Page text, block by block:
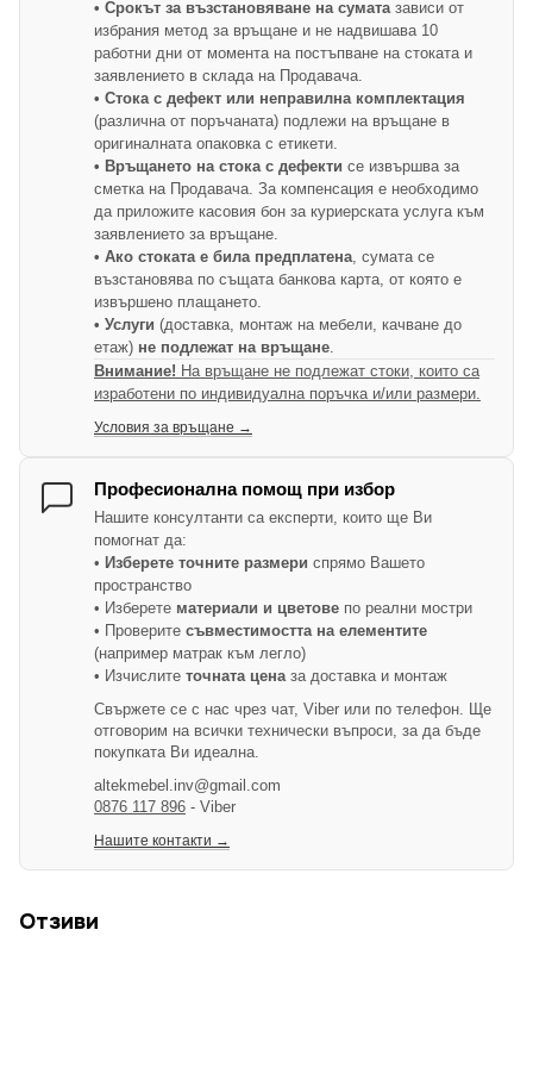
• Срокът за възстановяване на суматазависи от
избрания метод за връщане и не надвишава 10
работни дни от момента на постъпване на стоката и
заявлението в склада на Продавача.
• Стока с дефект или неправилна комплектация
(различна от поръчаната) подлежи на връщане в
оригиналната опаковка с етикети.
• Връщането на стока с дефекти се извършва за
сметка на Продавача. За компенсация е необходимо
да приложите касовия бон за куриерската услуга към
заявлението за връщане.
• Ако стоката е била предплатена, сумата се
възстановява по същата банкова карта, от която е
извършено плащането.
• Услуги (доставка, монтаж на мебели, качване до
етаж) не подлежат на връщане.
Внимание! На връщане не подлежат стоки, които са
изработени по индивидуална поръчка и/или размери.
Условия за връщане →
Професионална помощ при избор
Нашите консултанти са експерти, които ще Ви
помогнат да:
• Изберете точните размери спрямо Вашето
пространство
• Изберете материали и цветове по реални мостри
• Проверите съвместимостта на елементите
(например матрак към легло)
• Изчислите точната ценаза доставка и монтаж
Свържете се с нас чрез чат, Viber или по телефон. Ще
отговорим на всички технически въпроси, за да бъде
покупката Ви идеална.
altekmebel.inv@gmail.com
0876 117 896 - Viber
Нашите контакти →
Отзиви